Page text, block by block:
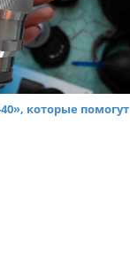
которые помогут